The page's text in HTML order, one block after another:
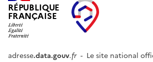
RÉPUBLIQUE
FRANÇAISE
adresse.data.gouv.fr- Le site national